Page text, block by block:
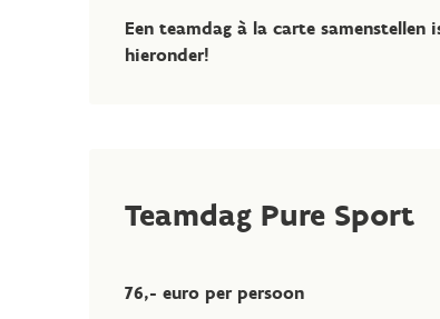
Een teamdag à la carte
hieronder!
Teamdag Pure Sport
76,- euro per persoon